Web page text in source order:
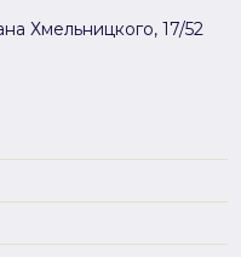
Хмельницкого, 17/52